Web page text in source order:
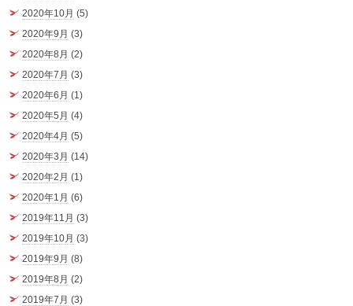
2020年10月 (5)
2020年9月 (3)
2020年8月 (2)
2020年7月 (3)
2020年6月 (1)
2020年5月 (4)
2020年4月 (5)
2020年3月 (14)
2020年2月 (1)
2020年1月 (6)
2019年11月 (3)
2019年10月 (3)
2019年9月 (8)
2019年8月 (2)
2019年7月 (3)